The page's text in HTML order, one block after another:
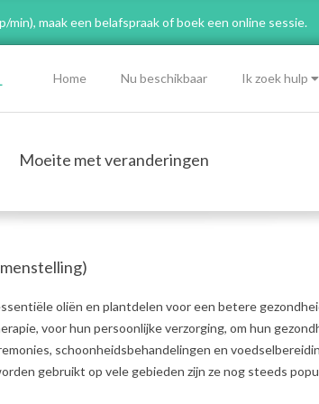
min), maak een belafspraakof boek een online sessie.
Menu
Home Nu beschikbaar Ik zoek hulp
Moeite met veranderingen
oliën en plantdelen voor een betere
voor hun persoonlijke verzorging, om hun
schoonheidsbehandelingen en
gebruikt op vele gebieden zijn ze nog steeds